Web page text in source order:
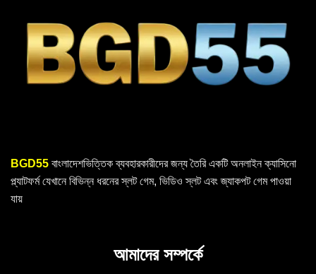
BGD55 বাংলাদেশভিত্তিক ব্যবহারকারীদের জন্য তৈরি একটি অনলাইন ক্যাসিনো
প্ল্যাটফর্ম যেখানে বিভিন্ন ধরনের স্লট গেম, ভিডিও স্লট এবং জ্যাকপট গেম পাওয়া
যায়
আমাদের সম্পর্কে